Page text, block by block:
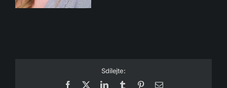
Sdílejte:
Facebook
LinkedInTumblr PinterestEmail